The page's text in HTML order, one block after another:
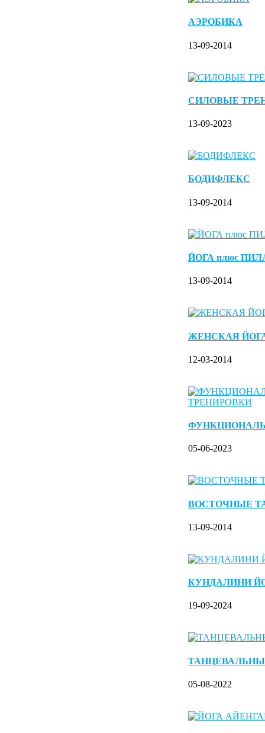
АЭРОБИКА
13-09-2014
СИЛОВЫЕ
13-09-2023
БОДИФЛЕКС
13-09-2014
ЙОГА плюс
13-09-2014
ЖЕНСКАЯ
12-03-2014
05-06-2023
ВОСТОЧНЫЕ
13-09-2014
КУНДАЛИНИ
19-09-2024
05-08-2022